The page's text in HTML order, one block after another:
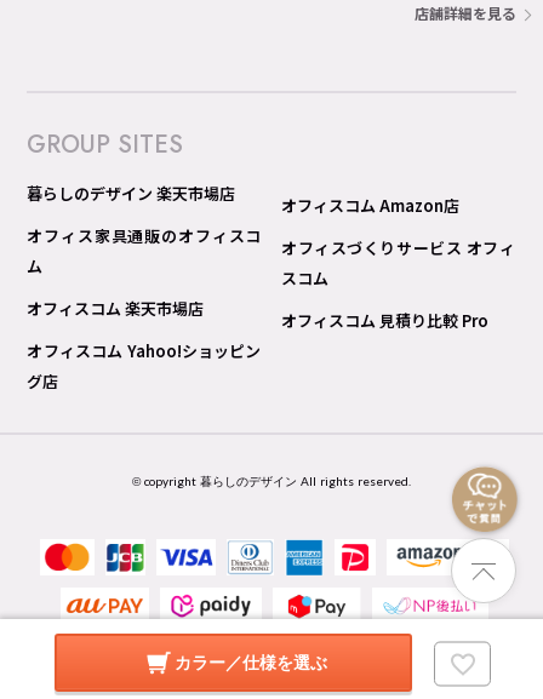
カラー／仕様を選ぶ
店舗詳細を見る
GROUP SITES
暮らしのデザイン 楽天市場店
オフィス家具通販のオフィスコ
ム
オフィスコム 楽天市場店
オフィスコム Yahoo!ショッピン
グ店
オフィスコム Amazon店
オフィスづくりサービス オフィ
スコム
オフィスコム 見積り比較 Pro
© copyright 暮らしのデザイン All rights reserved.